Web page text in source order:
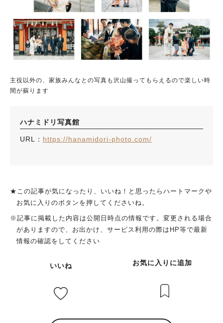
主役以外の、家族みんなとの写真も沢山撮ってもらえるので楽しい時
間が蘇ります
ハナミドリ写真館
URL： https://hanamidori-photo.com/
★この記事が気になったり、いいね！と思ったらハートマークや
お気に入りのボタンを押してくださいね。
※記事に掲載した内容は公開日時点の情報です。変更される場合
がありますので、お出かけ、サービス利用の際はHP等で最新
情報の確認をしてください
いいね お気に入りに追加